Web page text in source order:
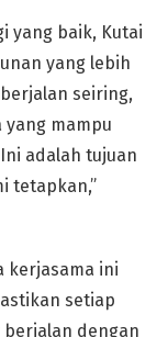
yang baik, Kutai
yang lebih
seiring,
mampu
adalah tujuan
tetapkan,”
kerjasama ini
setiap
dengan